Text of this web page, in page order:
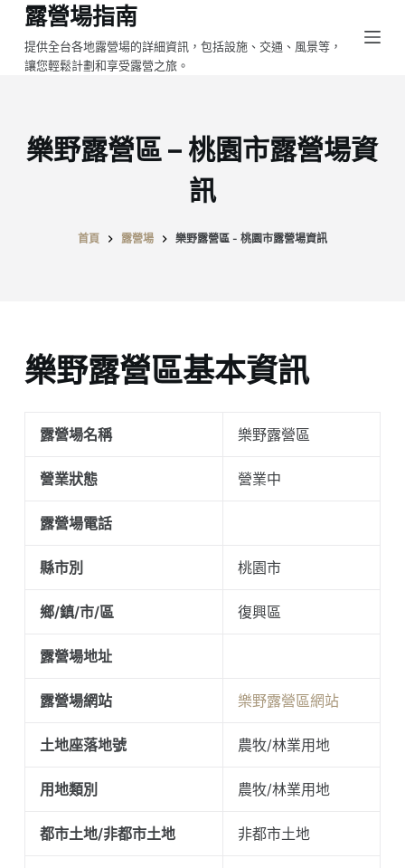
跳
至
主
容
露營場指南
提供全台各地露營場的詳細資訊，包括設施、交通、風景等，
讓您輕鬆計劃和享受露營之旅。
樂野露營區 – 桃園市露營場資
訊
首頁 露營場 樂野露營區 - 桃園市露營場資訊
樂野露營區基本資訊
露營場名稱 樂野露營區
營業狀態 營業中
露營場電話
縣市別 桃園市
鄉/鎮/市/區 復興區
露營場地址
露營場網站 樂野露營區網站
土地座落地號 農牧/林業用地
用地類別 農牧/林業用地
都市土地/非都市土地 非都市土地